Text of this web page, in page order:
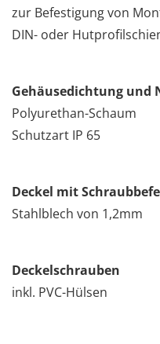
zur Befestigung von
DIN- oder
Gehäusedichtung und
Polyurethan-Schaum
Schutzart IP 65
Deckel mit
Stahlblech von 1,2mm
Deckelschrauben
inkl. PVC-Hülsen